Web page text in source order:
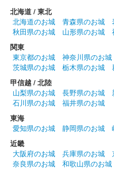
北海道 / 東北
北海道のお城
青森県のお城
秋田県のお城
山形県のお城
関東
東京都のお城
神奈川県のお城
茨城県のお城
栃木県のお城
甲信越 / 北陸
山梨県のお城
長野県のお城
石川県のお城
福井県のお城
東海
愛知県のお城
静岡県のお城
近畿
大阪府のお城
兵庫県のお城
奈良県のお城
和歌山県のお城